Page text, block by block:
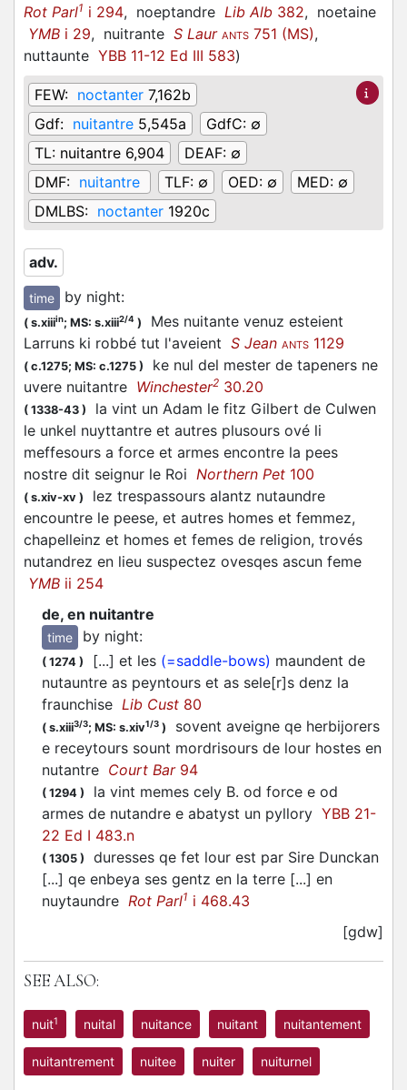
Rot Parl1 i 294, noeptandre Lib Alb 382, noetaine
YMB i 29, nuitrante S Laur ANTS 751 (MS),
nuttaunte YBB 11-12 Ed III 583)
FEW: noctanter 7,162b
Gdf: nuitantre 5,545a GdfC: ∅
TL: nuitantre 6,904 DEAF: ∅
DMF: nuitantre TLF: ∅ OED: ∅ MED: ∅
DMLBS: noctanter 1920c
adv.
time by night:
( s.xiiiin; MS: s.xiii2/4 )
Mes nuitante venuz esteient
Larruns ki robbé tut l'aveient S Jean ANTS 1129
( c.1275; MS: c.1275 )
ke nul del mester de tapeners ne
uvere nuitantre Winchester2 30.20
( 1338-43 )
la vint un Adam le fitz Gilbert de Culwen
le unkel nuyttantre et autres plusours ové li
meffesours a force et armes encontre la pees
nostre dit seignur le Roi Northern Pet 100
( s.xiv-xv )
lez trespassours alantz nutaundre
encountre le peese, et autres homes et femmez,
chapelleinz et homes et femes de religion, trovés
nutandrez en lieu suspectez ovesqes ascun feme
YMB ii 254
de, en nuitantre
time by night:
( 1274 ) [...] et les (=saddle-bows) maundent de
nutauntre as peyntours et as sele[r]s denz la
fraunchise Lib Cust 80
( s.xiii3/3; MS: s.xiv1/3 )
sovent aveigne qe herbijorers
e receytours sount mordrisours de lour hostes en
nutantre Court Bar94
( 1294 )
la vint memes cely B. od force e od
armes de nutandre e abatyst un pyllory YBB 21-
22 Ed I 483.n
( 1305 )
duresses qe fet lour est par Sire Dunckan
[...] qe enbeya ses gentz en la terre [...] en
nuytaundre Rot Parl1 i 468.43
[gdw]
SEE ALSO:
nuit1 nuital nuitance nuitant nuitantement
nuitantrement nuitee nuiter nuiturnel